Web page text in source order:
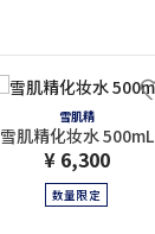
雪肌精
雪肌精化妆水 500mL
¥ 6,300
数量限定